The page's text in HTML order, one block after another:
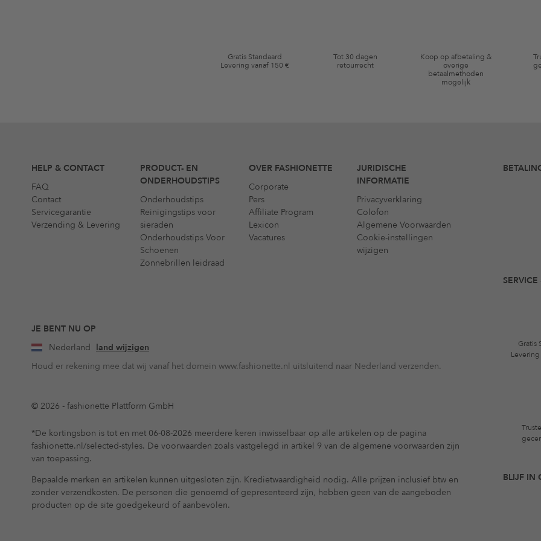
Gratis Standaard
Levering vanaf 150 €
Tot 30 dagen
retourrecht
Koop op afbetaling &
overige
betaalmethoden
mogelijk
HELP & CONTACT
FAQ
Contact
Servicegarantie
Verzending & Levering
PRODUCT- EN
ONDERHOUDSTIPS
Onderhoudstips
Reinigingstips voor
sieraden
Onderhoudstips Voor
Schoenen
Zonnebrillen leidraad
OVER FASHIONETTE
Corporate
Pers
Affiliate Program
Lexicon
Vacatures
JURIDISCHE
INFORMATIE
Privacyverklaring
Colofon
Algemene Voorwaarden
Cookie-instellingen
wijzigen
JE BENT NU OP
Nederland land wijzigen
Houd er rekening mee dat wij vanaf het domein www.fashionette.nl uitsluitend naar Nederland verzenden.
© 2026 - fashionette Plattform GmbH
*De kortingsbon is tot en met 06-08-2026 meerdere keren inwisselbaar op alle artikelen op de pagina
fashionette.nl/selected-styles. De voorwaarden zoals vastgelegd in artikel 9 van de algemene voorwaarden zijn
van toepassing.
Bepaalde merken en artikelen kunnen uitgesloten zijn. Kredietwaardigheid nodig. Alle prijzen inclusief btw en
zonder verzendkosten. De personen die genoemd of gepresenteerd zijn, hebben geen van de aangeboden
producten op de site goedgekeurd of aanbevolen.
Gratis
BLIJF IN